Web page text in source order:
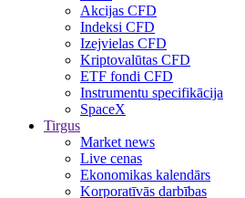
Akcijas CFD
Indeksi CFD
Izejvielas CFD
Kriptovalūtas CFD
ETF fondi CFD
Instrumentu specifikācija
SpaceX
Tirgus
Market news
Live cenas
Ekonomikas kalendārs
Korporatīvās darbības